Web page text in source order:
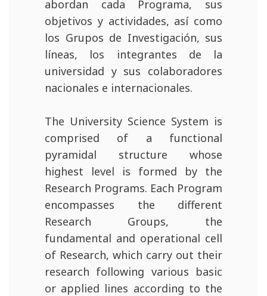
abordan cada Programa, sus
objetivos y actividades, así como
los Grupos de Investigación, sus
líneas, los integrantes de la
universidad y sus colaboradores
nacionales e internacionales.
The University Science System is
comprised of a functional
pyramidal structure whose
highest level is formed by the
Research Programs. Each Program
encompasses the different
Research Groups, the
fundamental and operational cell
of Research, which carry out their
research following various basic
or applied lines according to the